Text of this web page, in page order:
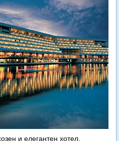
и елегантен хотел,